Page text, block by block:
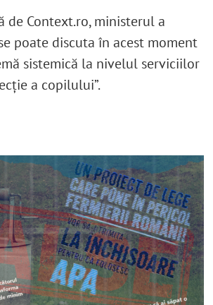
de Context.ro, ministerul a
poate discuta în acest moment
sistemică la nivelul serviciilor
a copilului”.